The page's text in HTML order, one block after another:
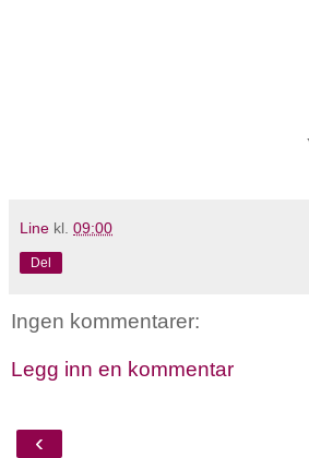
Line kl. 09:00
Del
Ingen kommentarer:
Legg inn en kommentar
‹